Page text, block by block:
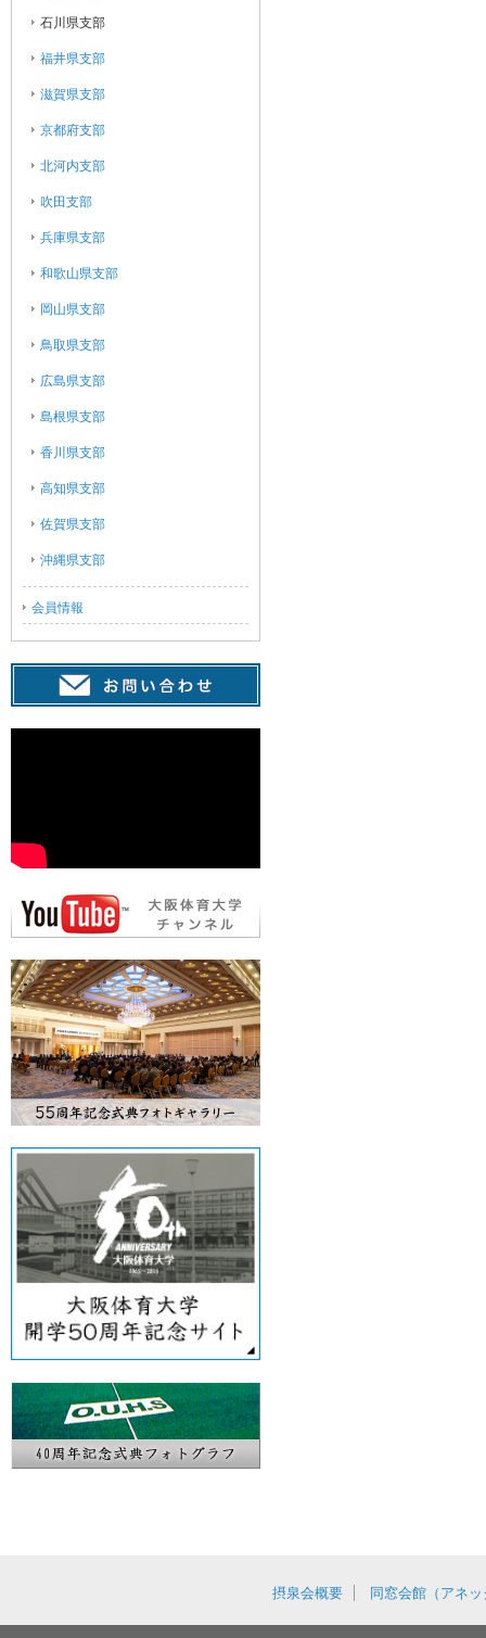
石川県支部
福井県支部
滋賀県支部
京都府支部
北河内支部
吹田支部
兵庫県支部
和歌山県支部
岡山県支部
鳥取県支部
広島県支部
島根県支部
香川県支部
高知県支部
佐賀県支部
沖縄県支部
会員情報
摂泉会概要 同窓会館（アネ